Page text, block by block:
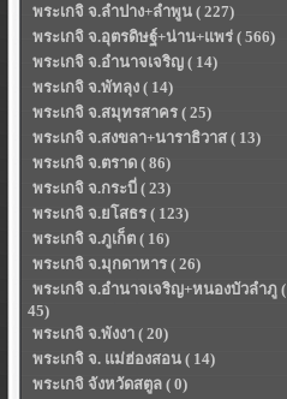
พระเกจิ จ.ลำปาง+ลำพูน ( 227)
พระเกจิ จ.อุตรดิษฐ์+น่าน+แพร่ ( 566)
พระเกจิ จ.อำนาจเจริญ ( 14)
พระเกจิ จ.พัทลุง ( 14)
พระเกจิ จ.สมุทรสาคร ( 25)
พระเกจิ จ.สงขลา+นาราธิวาส ( 13)
พระเกจิ จ.ตราด ( 86)
พระเกจิ จ.กระบี่ ( 23)
พระเกจิ จ.ยโสธร ( 123)
พระเกจิ จ.ภูเก็ต ( 16)
พระเกจิ จ.มุกดาหาร ( 26)
พระเกจิ จ.อำนาจเจริญ+หนองบัวลำภู (
45)
พระเกจิ จ.พังงา ( 20)
พระเกจิ จ. แม่ฮ่องสอน ( 14)
พระเกจิ จังหวัดสตูล ( 0)